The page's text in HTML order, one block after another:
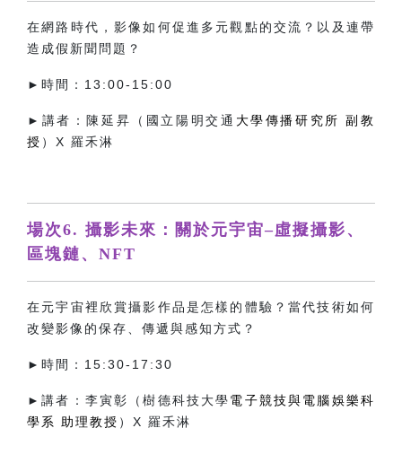
在網路時代，影像如何促進多元觀點的交流？以及連帶
造成假新聞問題？
►時間：13:00-15:00
►講者：陳延昇（國立陽明交通 大學傳播研究所 副教
授 ）X 羅禾淋
場次6. 攝影未來：關於元宇宙–虛擬攝影、
區塊鏈、NFT
在元宇宙裡欣賞攝影作品是怎樣的體驗？當代技術如何
改變影像的保存、傳遞與感知方式？
►時間：15:30-17:30
►講者：李寅彰（樹德科技大學電子競技與電腦娛樂科
學系 助理教授 ）X 羅禾淋